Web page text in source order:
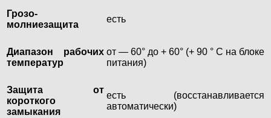
Грозо-
молниезащита
есть
Диапазон рабочих
температур
от — 60° до + 60° (+ 90 ° С на блоке
питания)
Защита от
короткого
замыкания
есть (восстанавливается
автоматически)